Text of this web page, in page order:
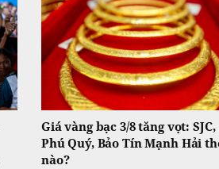
Giá vàng bạc 3/8 tăng vọt: SJC,
Phú Quý, Bảo Tín Mạnh Hải
nào?